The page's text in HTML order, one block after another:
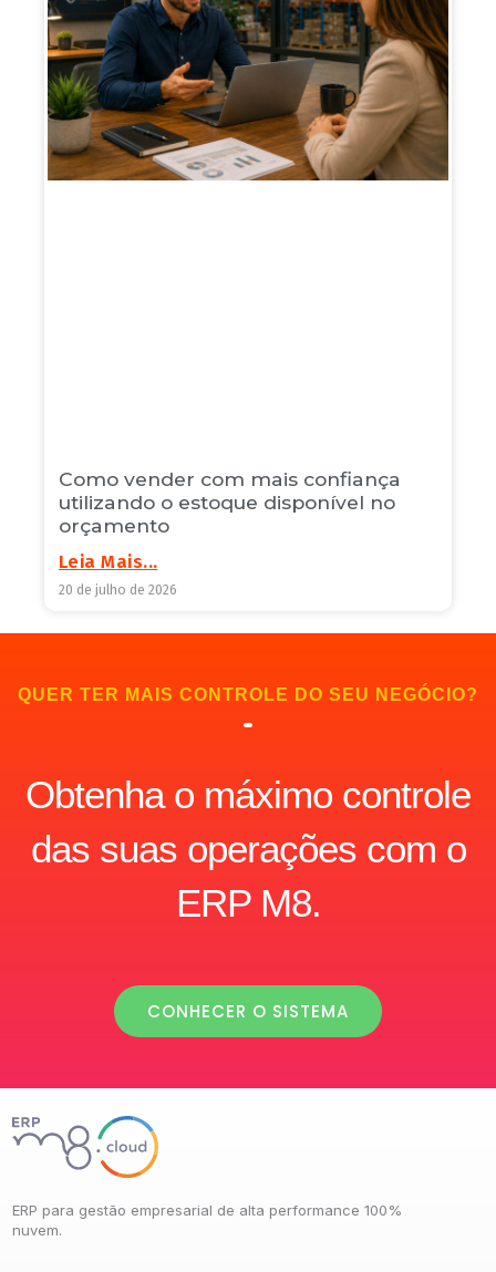
Como vender com mais confiança
utilizando o estoque disponível no
orçamento
Leia Mais...
20 de julho de 2026
QUER TER MAIS CONTROLE DO SEU NEGÓCIO?
Obtenha o máximo controle
das suas operações com o
ERP M8.
CONHECER O SISTEMA
ERP para gestão empresarial de alta performance 100%
nuvem.